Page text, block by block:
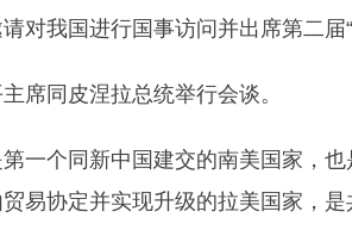
我国进行国事访问并出席第二届“
同皮涅拉总统举行会谈。
个同新中国建交的南美国家，也
易协定并实现升级的拉美国家，